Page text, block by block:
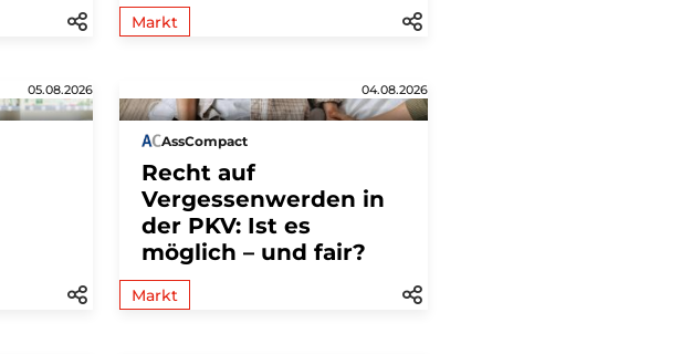
Markt
05.08.2026 04.08.2026
AssCompact
Recht auf
Vergessenwerden in
der PKV: Ist es
möglich – und fair?
Markt